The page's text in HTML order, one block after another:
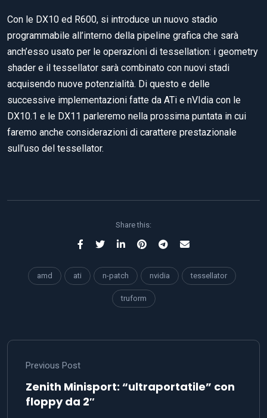
Con le DX10 ed R600, si introduce un nuovo stadio
programmabile all’interno della pipeline grafica che sarà
anch’esso usato per le operazioni di tessellation: i geometry
shader e il tessellator sarà combinato con nuovi stadi
acquisendo nuove potenzialità. Di questo e delle
successive implementazioni fatte da ATi e nVIdia con le
DX10.1 e le DX11 parleremo nella prossima puntata in cui
faremo anche considerazioni di carattere prestazionale
sull’uso del tessellator.
Share this:
amd ati n-patch nvidia tessellator
truform
Previous Post
Zenith Minisport: “ultraportatile” con
floppy da 2″